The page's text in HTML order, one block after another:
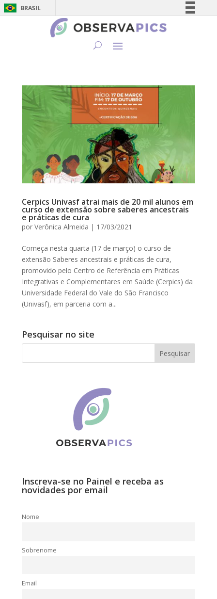
BRASIL
Simplifique!
Cerpics Univasf atrai mais de 20 mil alunos em
curso de extensão sobre saberes ancestrais
e práticas de cura
por Verônica Almeida | 17/03/2021
Começa nesta quarta (17 de março) o curso de
extensão Saberes ancestrais e práticas de cura,
promovido pelo Centro de Referência em Práticas
Integrativas e Complementares em Saúde (Cerpics) da
Universidade Federal do Vale do São Francisco
(Univasf), em parceria com a...
Pesquisar no site
Inscreva-se no Painel e receba as
novidades por email
Nome
Sobrenome
Email